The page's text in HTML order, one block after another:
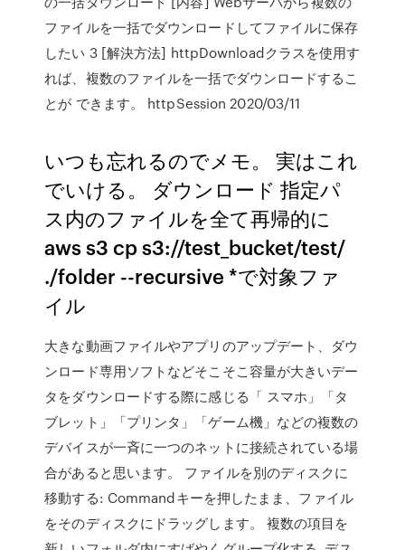
ファイルを一括でダウンロードしてファイルに保存
したい 3 [解決方法] httpDownloadクラスを使用す
れば、複数のファイルを一括でダウンロードするこ
とが できます。 httpSession 2020/03/11
いつも忘れるのでメモ。 実はこれ
でいける。 ダウンロード 指定パ
ス内のファイルを全て再帰的に
aws s3 cp s3://test_bucket/test/
./folder --recursive *で対象ファ
イル
大きな動画ファイルやアプリのアップデート、ダウ
ンロード専用ソフトなどそこそこ容量が大きいデー
タをダウンロードする際に感じる「 スマホ」「タ
ブレット」「プリンタ」「ゲーム機」などの複数の
デバイスが一斉に一つのネットに接続されている場
合があると思います。 ファイルを別のディスクに
移動する: Commandキーを押したまま、ファイル
をそのディスクにドラッグします。 複数の項目を